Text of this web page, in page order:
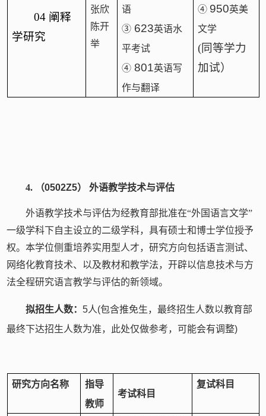
语
③623英语水
平考试
④801英语写
作与翻译
④ 950英美
文学
(同等学力
加试）
04 阐释
学研究
张欣
陈开
举
4. （0502Z5） 外语教学技术与评估
外语教学技术与评估为经教育部批准在“外国语言文学”
一级学科下自主设立的二级学科，具有硕士和博士学位授予
权。本学位侧重培养实用型人才，研究方向包括语言测试、
网络化教育技术、以及教材和教学法，开辟以信息技术与方
法全程研究语言教学与评估的新领域。
拟招生人数：5人(包含推免生，最终招生人数以教育部
最终下达招生人数为准，此处仅做参考，可能会有调整)
研究方向名称
指导
教师
考试科目
复试科目